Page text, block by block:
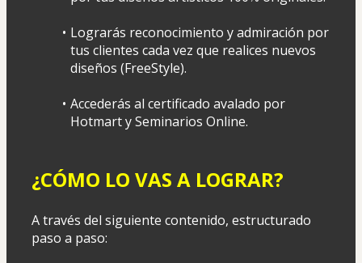
Lograrás reconocimiento y admiración por
tus clientes cada vez que realices nuevos
diseños (FreeStyle).
Accederás al certificado avalado por
Hotmart y Seminarios Online.
¿CÓMO LO VAS A LOGRAR?
A través del siguiente contenido, estructurado
paso a paso: